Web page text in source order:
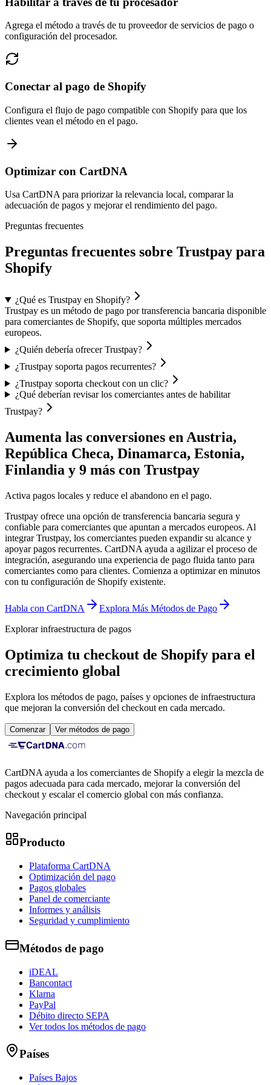
Agrega el método a través de tu proveedor de servicios de pago o
configuración del procesador.
Conectar al pago de Shopify
Configura el flujo de pago compatible con Shopify para que los
clientes vean el método en el pago.
Optimizar con CartDNA
Usa CartDNA para priorizar la relevancia local, comparar la
adecuación de pagos y mejorar el rendimiento del pago.
Preguntas frecuentes
Preguntas frecuentes sobre Trustpay para
Shopify
¿Qué es Trustpay en Shopify?
Trustpay es un método de pago por transferencia bancaria disponible
para comerciantes de Shopify, que soporta múltiples mercados
europeos.
¿Quién debería ofrecer Trustpay?
¿Trustpay soporta pagos recurrentes?
¿Trustpay soporta checkout con un clic?
¿Qué deberían revisar los comerciantes antes de habilitar
Trustpay?
Aumenta las conversiones en Austria,
República Checa, Dinamarca, Estonia,
Finlandia y 9 más con Trustpay
Activa pagos locales y reduce el abandono en el pago.
Trustpay ofrece una opción de transferencia bancaria segura y
confiable para comerciantes que apuntan a mercados europeos. Al
integrar Trustpay, los comerciantes pueden expandir su alcance y
apoyar pagos recurrentes. CartDNA ayuda a agilizar el proceso de
integración, asegurando una experiencia de pago fluida tanto para
comerciantes como para clientes. Comienza a optimizar en minutos
con tu configuración de Shopify existente.
Habla con CartDNA
Explora Más Métodos de Pago
Explorar infraestructura de pagos
Optimiza tu checkout de Shopify para el
crecimiento global
Explora los métodos de pago, países y opciones de infraestructura
que mejoran la conversión del checkout en cada mercado.
Comenzar Ver métodos de pago
CartDNA ayuda a los comerciantes de Shopify a elegir la mezcla de
pagos adecuada para cada mercado, mejorar la conversión del
checkout y escalar el comercio global con más confianza.
Navegación principal
Producto
Plataforma CartDNA
Optimización del pago
Pagos globales
Panel de comerciante
Informes y análisis
Seguridad y cumplimiento
Métodos de pago
iDEAL
Bancontact
Klarna
PayPal
Débito directo SEPA
Ver todos los métodos de pago
Países
Países Bajos